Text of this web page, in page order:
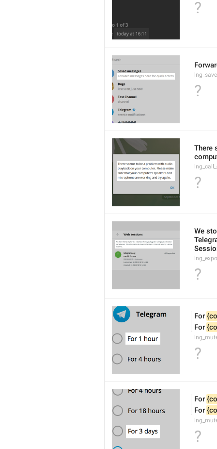
?
?
There
?
We
?
For
For
?
For
For
?